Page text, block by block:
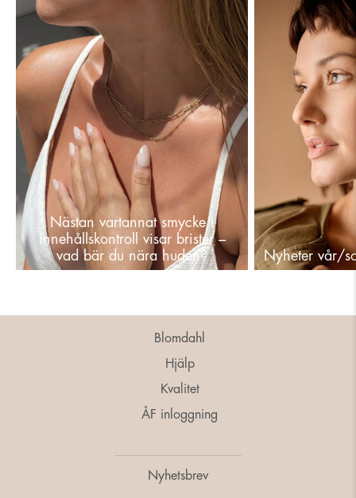
Nästan vartannat smycke i
innehållskontroll visar brister –
vad bär du nära huden?
Nyheter vår/
Blomdahl
Hjälp
Kvalitet
ÅF inloggning
Nyhetsbrev